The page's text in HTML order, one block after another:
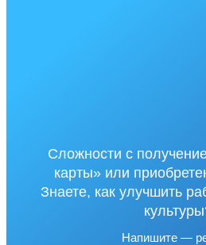
Сложности с
карты» или
Знаете, как улучшить
Напишите —